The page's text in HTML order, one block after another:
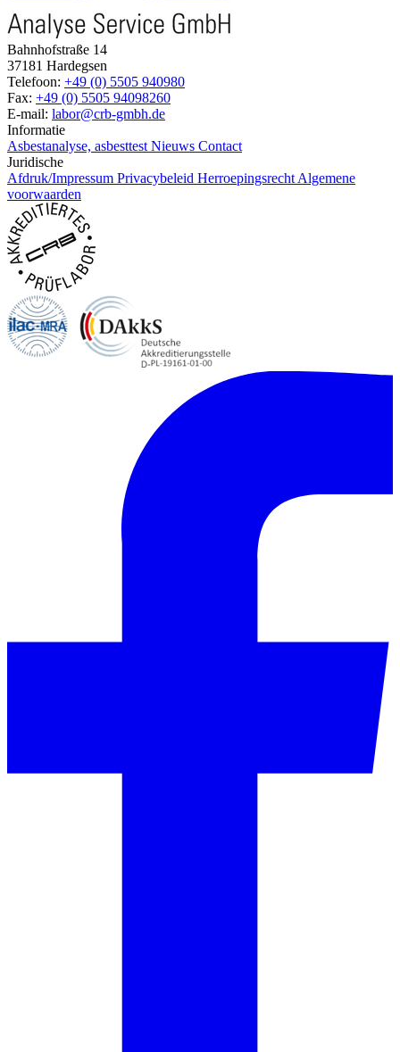
Bahnhofstraße 14
37181 Hardegsen
Telefoon: +49 (0) 5505 940980
Fax: +49 (0) 5505 94098260
E-mail: labor@crb-gmbh.de
Informatie
Asbestanalyse, asbesttest Nieuws Contact
Juridische
Afdruk/Impressum Privacybeleid Herroepingsrecht Algemene
voorwaarden